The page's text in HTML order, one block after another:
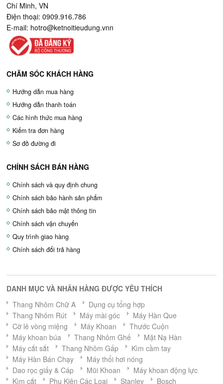
Chí Minh, VN
Điện thoại: 0909.916.786
E-mail: hotro@ketnoitieudung.vnn
CHĂM SÓC KHÁCH HÀNG
Hướng dẫn mua hàng
Hướng dẫn thanh toán
Các hình thức mua hàng
Kiểm tra đơn hàng
Sơ đồ đường đi
CHÍNH SÁCH BÁN HÀNG
Chính sách và quy định chung
Chính sách bảo hành sản phẩm
Chính sách bảo mật thông tin
Chính sách vận chuyển
Quy trình giao hàng
Chính sách đổi trả hàng
DANH MỤC VÀ NHÃN HÀNG ĐƯỢC YÊU THÍCH
Thang Nhôm Chữ A
Dụng cụ tổng hợp
Thang Nhôm Rút
Máy mài góc
Máy Hàn Que
Cờ lê vòng miệng
Máy Khoan
Thước Cuộn
Máy khoan búa
Thang Nhôm Ghế
Mặt Nạ Hàn
Máy cắt sắt
Thang Nhôm Gấp
Kìm cầm tay
Máy Hàn Bán Chạy
Máy thổi hơi nóng
Dao rọc giấy & Cáp
Mũi Khoan
Máy khoan động lực
Kìm cắt
Phụ Kiện Các Loại Stanley Bosch